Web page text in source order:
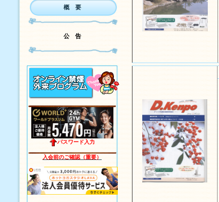
概 要
公 告
パスワード入力
入会前のご確認（重要）